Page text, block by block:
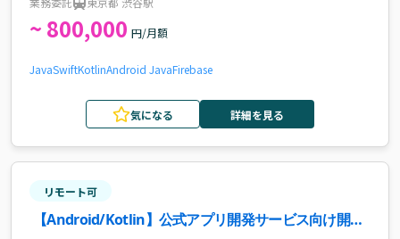
~ 800,000 円/月額
JavaSwiftKotlinAndroid JavaFirebase
気になる 詳細を見る
リモート可
【Android/Kotlin】公式アプリ開発サービス向け開発